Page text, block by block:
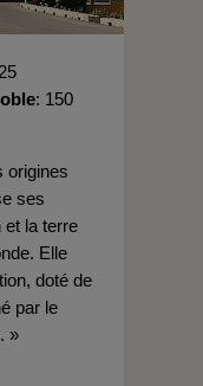
150
origines
ses
et la terre
Elle
doté de
par le
»